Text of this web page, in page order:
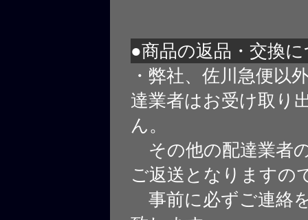
●商品の返品・交換
・弊社、佐川急便以
達業者はお受け取り
ん。
その他の配達業者
ご返送となりますの
事前に必ずご連絡